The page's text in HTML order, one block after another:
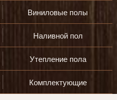
Виниловые полы
Наливной пол
Утепление пола
Комплектующие